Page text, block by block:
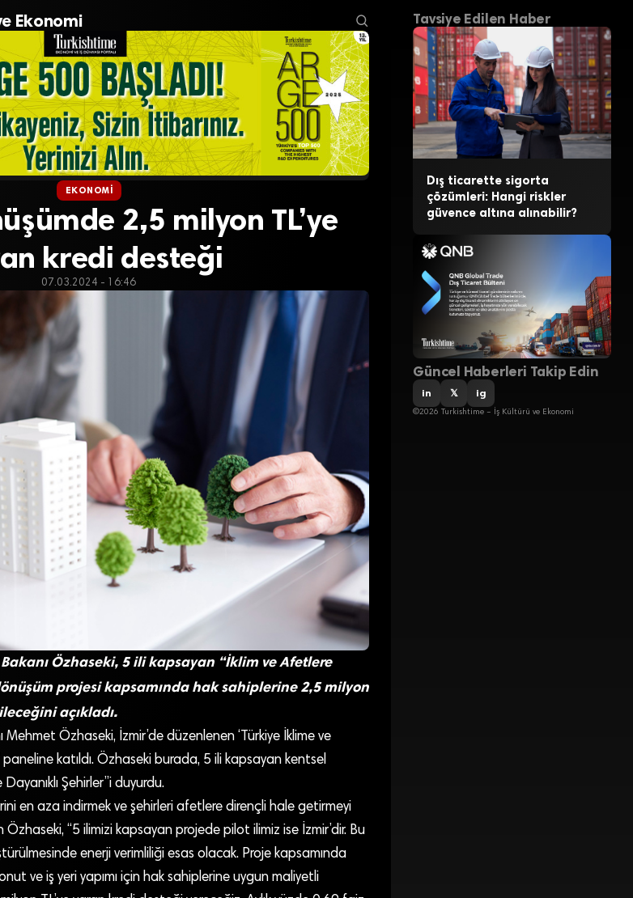
Ekonomi
EKONOMI
2,5 milyon TL’ye
kredi desteği
07.03.2024 - 16:46
Özhaseki, 5 ili kapsayan “İklim ve Afetlere
projesi kapsamında hak sahiplerine 2,5 milyon
açıkladı.
Mehmet Özhaseki, İzmir’de düzenlenen ‘Türkiye İklime ve
paneline katıldı. Özhaseki burada, 5 ili kapsayan kentsel
Şehirler”i duyurdu.
en aza indirmek ve şehirleri afetlere dirençli hale getirmeyi
Özhaseki, “5 ilimizi kapsayan projede pilot ilimiz ise İzmir’dir. Bu
enerji verimliliği esas olacak. Proje kapsamında
ve iş yeri yapımı için hak sahiplerine uygun maliyetli
Tavsiye Edilen Haber
Dış ticarette sigorta
çözümleri: Hangi riskler
güvence altına alınabilir?
Güncel Haberleri Takip Edin
in 𝕏 ig
©2026 Turkishtime – İş Kültürü ve Ekonomi